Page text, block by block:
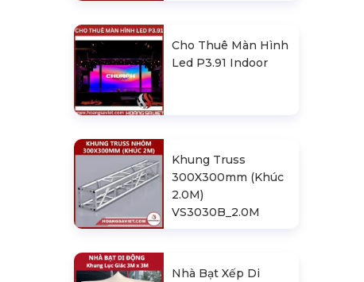
Cho Thuê Màn Hình
Led P3.91 Indoor
Khung Truss
300X300mm (Khúc
2.0M)
VS3030B_2.0M
Nhà Bạt Xếp Di